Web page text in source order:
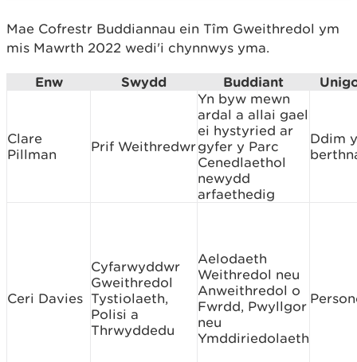
Mae Cofrestr Buddiannau ein Tîm Gweithredol ym
mis Mawrth 2022 wedi'i chynnwys yma.
Enw Swydd Buddiant
Clare
Pillman
Prif Weithredwr
Yn byw mewn
ardal a allai gael
ei hystyried ar
gyfer y Parc
Cenedlaethol
newydd
arfaethedig
Ddim
Ceri Davies
Cyfarwyddwr
Gweithredol
Tystiolaeth,
Polisi a
Thrwyddedu
Aelodaeth
Weithredol neu
Anweithredol o
Fwrdd, Pwyllgor
neu
Ymddiriedolaeth